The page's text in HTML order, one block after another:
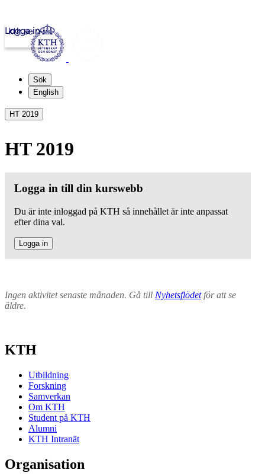
kth.se
Logga in
Sök
English
HT 2019
HT 2019
Logga in till din kurswebb
Du är inte inloggad på KTH så innehållet är inte anpassat
efter dina val.
Logga in
Ingen aktivitet senaste månaden. Gå till Nyhetsflödetför att se
äldre.
KTH
Utbildning
Forskning
Samverkan
Om KTH
Student på KTH
Alumni
KTH Intranät
Organisation